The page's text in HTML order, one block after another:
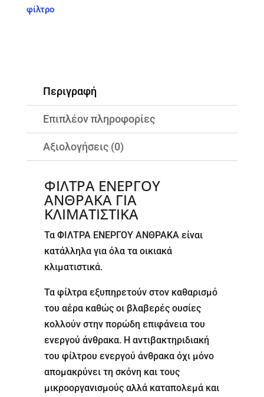
φίλτρο
Περιγραφή
Επιπλέον πληροφορίες
Αξιολογήσεις (0)
ΦΙΛΤΡΑ ΕΝΕΡΓΟΥ
ΑΝΘΡΑΚΑ ΓΙΑ
ΚΛΙΜΑΤΙΣΤΙΚΑ
Τα ΦΙΛΤΡΑ ΕΝΕΡΓΟΥ ΑΝΘΡΑΚΑ είναι
κατάλληλα για όλα τα οικιακά
κλιματιστικά.
Τα φίλτρα εξυπηρετούν στον καθαρισμό
του αέρα καθώς οι βλαβερές ουσίες
κολλούν στην πορώδη επιφάνεια του
ενεργού άνθρακα. Η αντιβακτηριδιακή
του φίλτρου ενεργού άνθρακα όχι μόνο
απομακρύνει τη σκόνη και τους
μικροοργανισμούς αλλά καταπολεμά και